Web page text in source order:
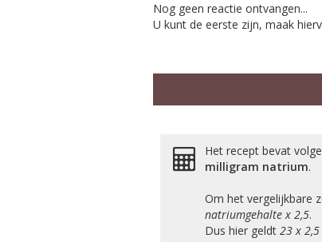
Nog geen reactie ontvangen...
U kunt de eerste zijn, maak
Het recept bevat
milligram natrium.
Om het vergelijkbare
natriumgehalte x 2,5.
Dus hier geldt23 x